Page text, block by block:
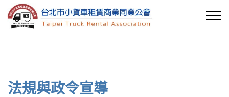
法規與政令宣導